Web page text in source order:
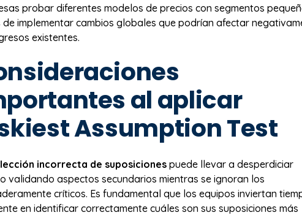
probar diferentes modelos de precios con segmentos
de implementar cambios globales que podrían afectar
existentes.
al aplicar
Assumption Test
incorrecta de suposiciones puede llevar a desperdiciar
validando aspectos secundarios mientras se ignoran los
críticos. Es fundamental que los equipos inviertan
en identificar correctamente cuáles son sus suposiciones más